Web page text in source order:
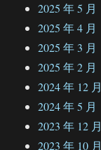
2025 年 5 月
2025 年 4 月
2025 年 3 月
2025 年 2 月
2024 年 12 月
2024 年 5 月
2023 年 12 月
2023 年 10 月